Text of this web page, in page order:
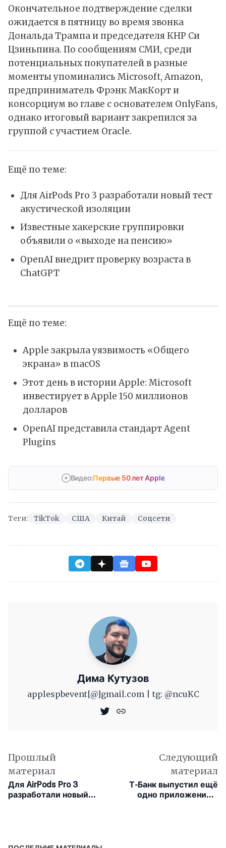
Окончательное подтверждение сделки
ожидается в пятницу во время звонка
Дональда Трампа и председателя КНР Си
Цзиньпина. По сообщениям СМИ, среди
потенциальных покупателей в разные
моменты упоминались Microsoft, Amazon,
предприниматель Фрэнк МакКорт и
консорциум во главе с основателем OnlyFans,
однако итоговый вариант закрепился за
группой с участием Oracle.
Ещё по теме:
Для AirPods Pro 3 разработали новый тест
акустической изоляции
Известные хакерские группировки
объявили о «выходе на пенсию»
OpenAI внедрит проверку возраста в
ChatGPT
Ещё по теме:
Apple закрыла уязвимость «Общего
экрана» в macOS
Этот день в истории Apple: Microsoft
инвестирует в Apple 150 миллионов
долларов
OpenAI представила стандарт Agent
Plugins
Видео:Первые 50 лет Apple
Теги: TikTok США Китай Соцсети
Дима Кутузов
applespbevent[@]gmail.com | tg: @ncuKC
Прошлый
материал
Для AirPods Pro 3
разработали новый
Следующий
материал
Т-Банк выпустил ещё
одно приложение с